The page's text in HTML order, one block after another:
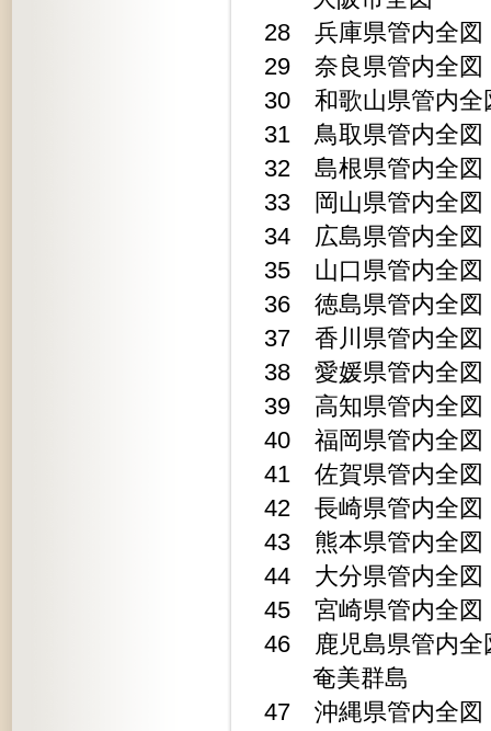
28 兵庫県管内
29 奈良県管内
30 和歌山県管内
31 鳥取県管内
32 島根県管内
33 岡山県管内
34 広島県管内
35 山口県管内
36 徳島県管内
37 香川県管内
38 愛媛県管内
39 高知県管内
40 福岡県管内
41 佐賀県管内
42 長崎県管内
43 熊本県管内
44 大分県管内
45 宮崎県管内
46 鹿児島県管内
奄美
47 沖縄県管内